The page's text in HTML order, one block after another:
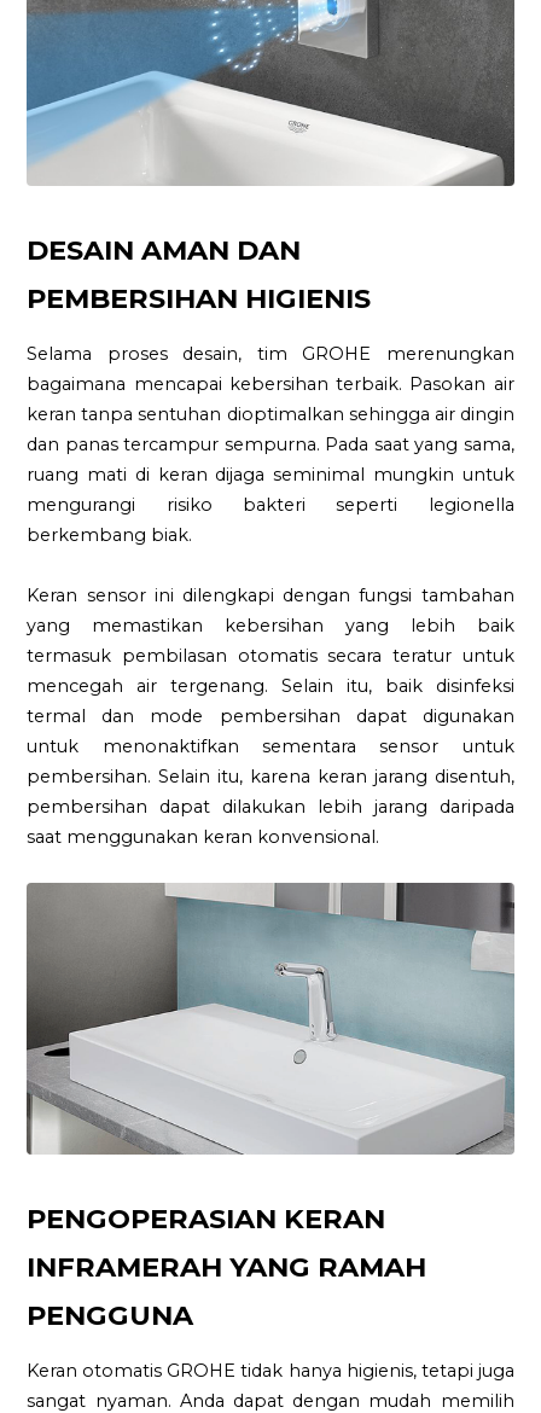
DESAIN AMAN DAN
PEMBERSIHAN HIGIENIS
Selama proses desain, tim GROHE merenungkan
bagaimana mencapai kebersihan terbaik. Pasokan air
keran tanpa sentuhan dioptimalkan sehingga air dingin
dan panas tercampur sempurna. Pada saat yang sama,
ruang mati di keran dijaga seminimal mungkin untuk
mengurangi risiko bakteri seperti legionella
berkembang biak.
Keran sensor ini dilengkapi dengan fungsi tambahan
yang memastikan kebersihan yang lebih baik
termasuk pembilasan otomatis secara teratur untuk
mencegah air tergenang. Selain itu, baik disinfeksi
termal dan mode pembersihan dapat digunakan
untuk menonaktifkan sementara sensor untuk
pembersihan. Selain itu, karena keran jarang disentuh,
pembersihan dapat dilakukan lebih jarang daripada
saat menggunakan keran konvensional.
PENGOPERASIAN KERAN
INFRAMERAH YANG RAMAH
PENGGUNA
Keran otomatis GROHE tidak hanya higienis, tetapi juga
sangat nyaman. Anda dapat dengan mudah memilih